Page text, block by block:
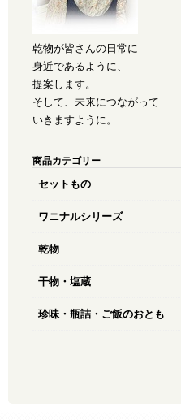
乾物が皆さんの日常に
身近であるように、
提案します。
そして、未来につながって
いきますように。
商品カテゴリー
セットもの
ワニナルシリーズ
乾物
干物・塩蔵
珍味・瓶詰・ご飯のおとも